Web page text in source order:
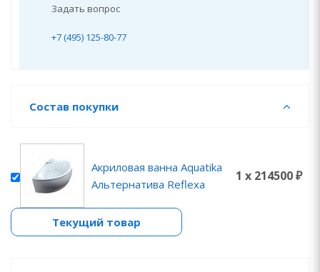
Задать вопрос
+7 (495) 125-80-77
Состав покупки
Акриловая ванна Aquatika
Альтернатива Reflexa
1 x 214500 ₽
Текущий товар